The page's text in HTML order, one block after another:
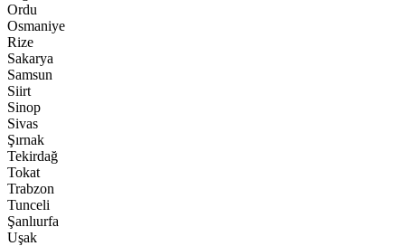
Ordu
Osmaniye
Rize
Sakarya
Samsun
Siirt
Sinop
Sivas
Şırnak
Tekirdağ
Tokat
Trabzon
Tunceli
Şanlıurfa
Uşak